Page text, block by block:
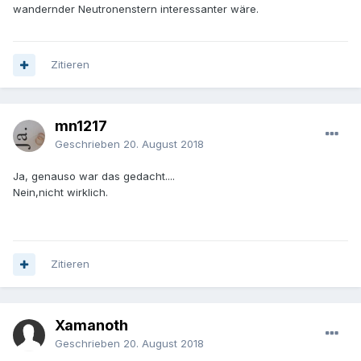
wandernder Neutronenstern interessanter wäre.
Zitieren
mn1217
Geschrieben 20. August 2018
Ja, genauso war das gedacht....
Nein,nicht wirklich.
Zitieren
Xamanoth
Geschrieben 20. August 2018